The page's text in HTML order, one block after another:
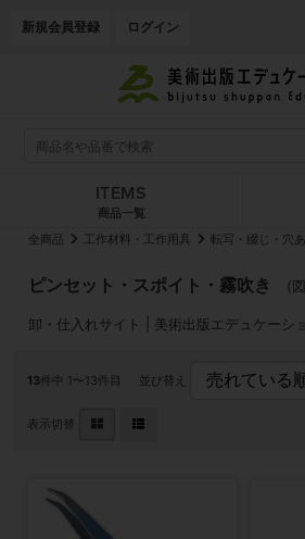
新規会員登録 ログイン
ITEMS
商品一覧
全商品
工作材料・工作用具 転写・綴じ・穴
ピンセット・スポイト・霧吹き (
卸・仕入れサイト | 美術出版エデュケーシ
13件中 1〜13件目 並び替え
表示切替